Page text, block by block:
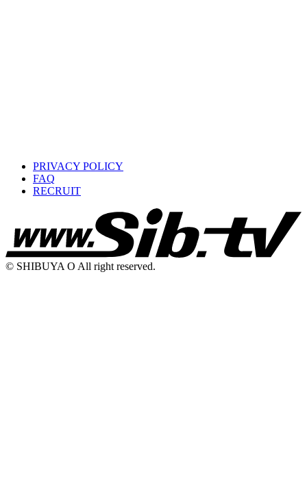
PRIVACY POLICY
FAQ
RECRUIT
© SHIBUYA O All right reserved.